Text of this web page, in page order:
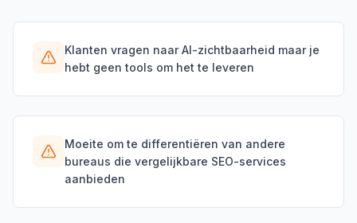
Klanten vragen naar AI-zichtbaarheid maar je
hebt geen tools om het te leveren
Moeite om te differentiëren van andere
bureaus die vergelijkbare SEO-services
aanbieden